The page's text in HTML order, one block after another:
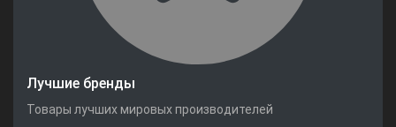
Лучшие бренды
Товары лучших мировых производителей